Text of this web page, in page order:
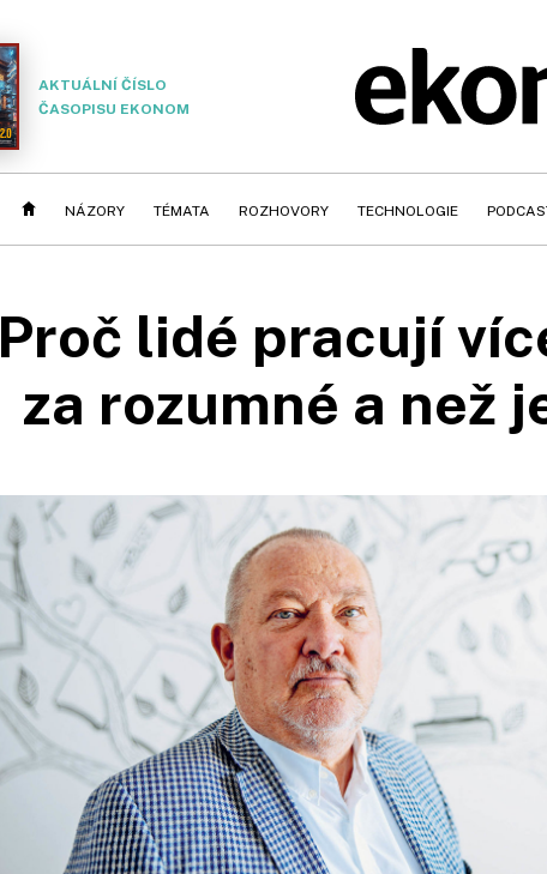
AKTUÁLNÍ ČÍSLO
ČASOPISU EKONOM
NÁZORY TÉMATA ROZHOVORY TECHNOLOGIE
Proč lidé pracují
za rozumné a než